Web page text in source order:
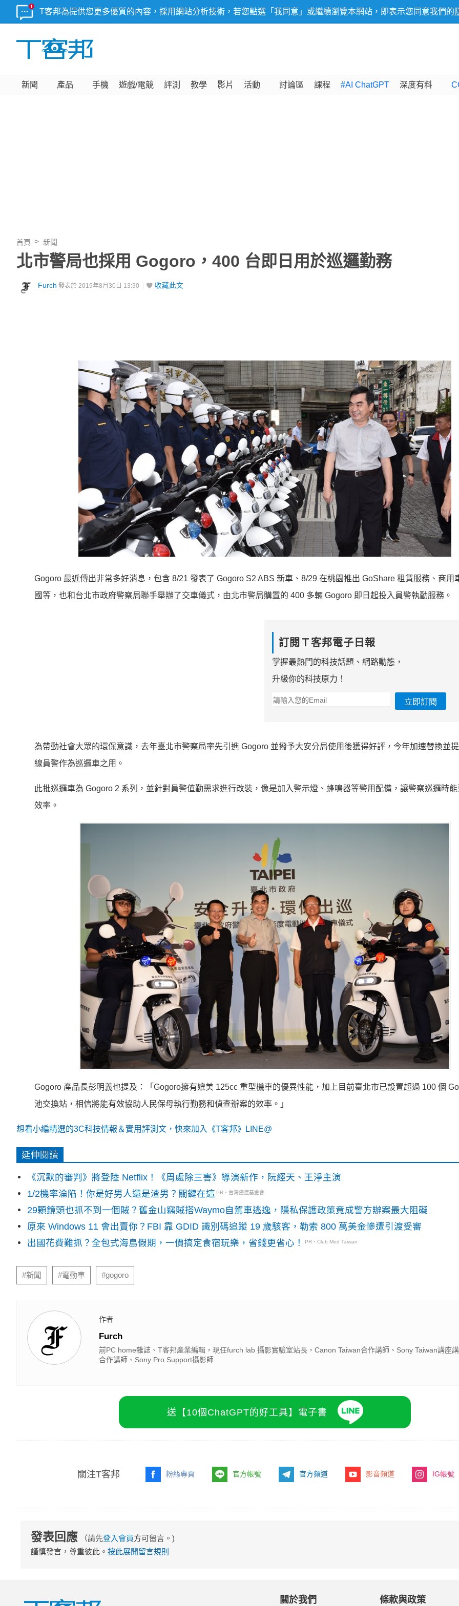
T客邦為提供您更多優質的內容，採用網站分析技術，若您點選「我同意」或繼續瀏覽本網站，即表示您同意我們的
新聞 產品 手機 遊戲/電競 評測 教學 影片 活動 討論區 課程 #AI ChatGPT 深度有料
首頁 新聞
北市警局也採用 Gogoro，400 台即日用於巡邏勤務
Furch 發表於 2019年8月30日 13:30 收藏此文
Gogoro 最近傳出非常多好消息，包含 8/21 發表了 Gogoro S2 ABS 新車、8/29 在桃園推出 GoShare 租賃服務、商用
國等，也和台北市政府警察局聯手舉辦了交車儀式，由北市警局購置的 400 多輛 Gogoro 即日起投入員警執勤服務。
訂閱Ｔ客邦電子日報
掌握最熱門的科技話題、網路動態，
升級你的科技原力！
立即訂閱
為帶動社會大眾的環保意識，去年臺北市警察局率先引進 Gogoro 並撥予大安分局使用後獲得好評，今年加速替換並
線員警作為巡邏車之用。
此批巡邏車為 Gogoro 2 系列，並針對員警值勤需求進行改裝，像是加入警示燈、蜂鳴器等警用配備，讓警察巡邏時
效率。
Gogoro 產品長彭明義也提及：「Gogoro擁有媲美 125cc 重型機車的優異性能，加上目前臺北市已設置超過 100 個
池交換站，相信將能有效協助人民保母執行勤務和偵查辦案的效率。」
想看小編精選的3C科技情報＆實用評測文，快來加入《T客邦》LINE@
延伸閱讀
《沉默的審判》將登陸 Netflix！《周處除三害》導演新作，阮經天、王淨主演
1/2機率淪陷！你是好男人還是渣男？關鍵在這 PR・台灣癌症基金會
29顆鏡頭也抓不到一個賊？舊金山竊賊搭Waymo自駕車逃逸，隱私保護政策竟成警方辦案最大阻礙
原來 Windows 11 會出賣你？FBI 靠 GDID 識別碼追蹤 19 歲駭客，勒索 800 萬美金慘遭引渡受審
出國花費難抓？全包式海島假期，一價搞定食宿玩樂，省錢更省心！
PR・Club Med Taiwan
#新聞 #電動車 #gogoro
作者
Furch
前PC home雜誌、T客邦產業編輯，現任furch lab 攝影實驗室站長，Canon Taiwan合作講師、Sony Taiwan講座
合作講師、Sony Pro Support攝影師
送【10個ChatGPT的好工具】電子書
關注T客邦 粉絲專頁 官方帳號 官方頻道 影音頻道 IG帳號
發表回應 （請先登入會員方可留言。)
謹慎發言，尊重彼此。 按此展開留言規則
關於我們 條款與政策